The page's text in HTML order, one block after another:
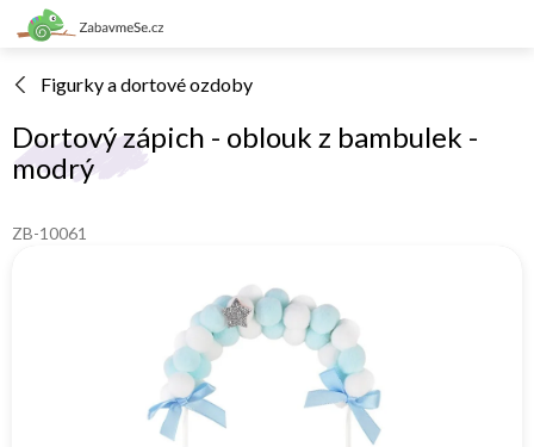
Přejít
na
Figurky a dortové ozdoby
Dortový zápich - oblouk z bambulek -
modrý
ZB-10061